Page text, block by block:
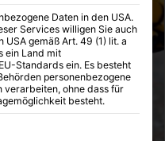
Daten in den USA.
Services willigen Sie auch
gemäß Art. 49 (1) lit. a
ein Land mit
Standards ein. Es besteht
personenbezogene
verarbeiten, ohne dass für
besteht.
für die eine